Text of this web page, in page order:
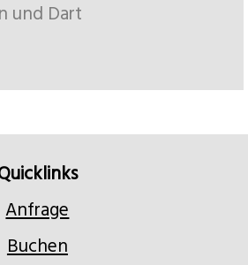
und Dart
Anfrage
Buchen